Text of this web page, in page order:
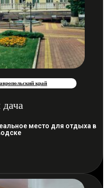
край
место для отдыха в